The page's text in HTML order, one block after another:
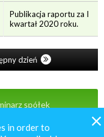
Publikacja raportu za I
kwartał 2020 roku.
dzień
spółek
in order to